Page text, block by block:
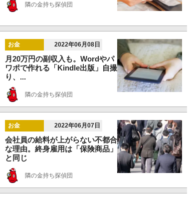
隣の金持ち探偵団
お金 2022年06月08日
月20万円の副収入も。Wordやパ
ワポで作れる「Kindle出版」自撮
り、...
隣の金持ち探偵団
お金 2022年06月07日
会社員の給料が上がらない不都合
な理由。終身雇用は「保険商品」
と同じ
隣の金持ち探偵団